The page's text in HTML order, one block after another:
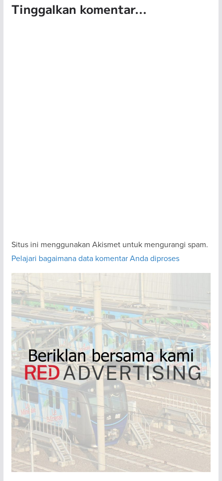
Tinggalkan komentar...
Situs ini menggunakan Akismet untuk mengurangi spam.
Pelajari bagaimana data komentar Anda diproses